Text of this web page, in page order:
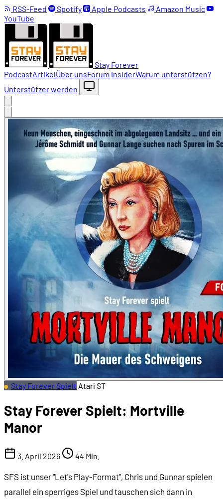
RSS-Feed Spotify Apple Podcasts
Amazon Music
YouTube
Stay Forever
PodcastArtikelÜber unsForum InsiderWarum unterstützen?
Unterstützer werden
Stay Forever Spielt Atari ST
Stay Forever Spielt: Mortville
Manor
3. April 2026 44 Min.
SFS ist unser "Let's Play-Format", Chris und Gunnar spielen
parallel ein sperriges Spiel und tauschen sich dann in